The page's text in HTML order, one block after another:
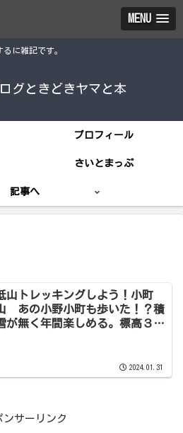
MENU
るに雑記です。
グときどきヤマと本
プロフィール
さいとまっぷ
記事へ
山トレッキングしよう！小町
あの小野小町も歩いた！？積
が無く年間楽しめる。標高３６
2024.01.31
ンサーリンク